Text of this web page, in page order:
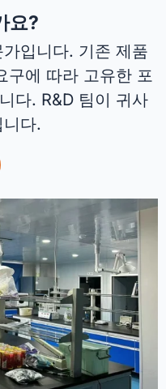
요?
입니다. 기존 제품
구에 따라 고유한 포
다. R&D 팀이 귀사
다.